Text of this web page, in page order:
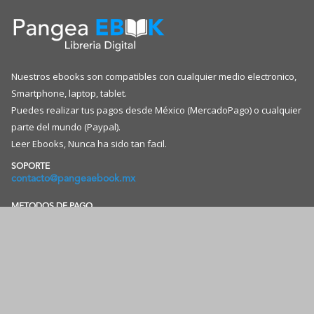
de
producto
Nuestros ebooks son compatibles con cualquier medio electronico,
Smartphone, laptop, tablet.
Puedes realizar tus pagos desde México (MercadoPago) o cualquier
parte del mundo (Paypal).
Leer Ebooks, Nunca ha sido tan facil.
SOPORTE
contacto@pangeaebook.mx
METODOS DE PAGO